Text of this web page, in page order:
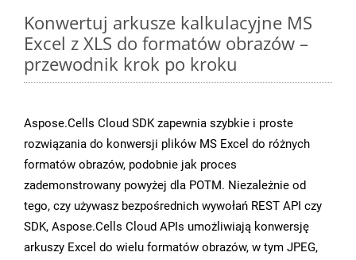
Konwertuj arkusze kalkulacyjne MS
Excel z XLS do formatów obrazów –
przewodnik krok po kroku
Aspose.Cells Cloud SDK zapewnia szybkie i proste
rozwiązania do konwersji plików MS Excel do różnych
formatów obrazów, podobnie jak proces
zademonstrowany powyżej dla POTM. Niezależnie od
tego, czy używasz bezpośrednich wywołań REST API czy
SDK, Aspose.Cells Cloud APIs umożliwiają konwersję
arkuszy Excel do wielu formatów obrazów, w tym JPEG,